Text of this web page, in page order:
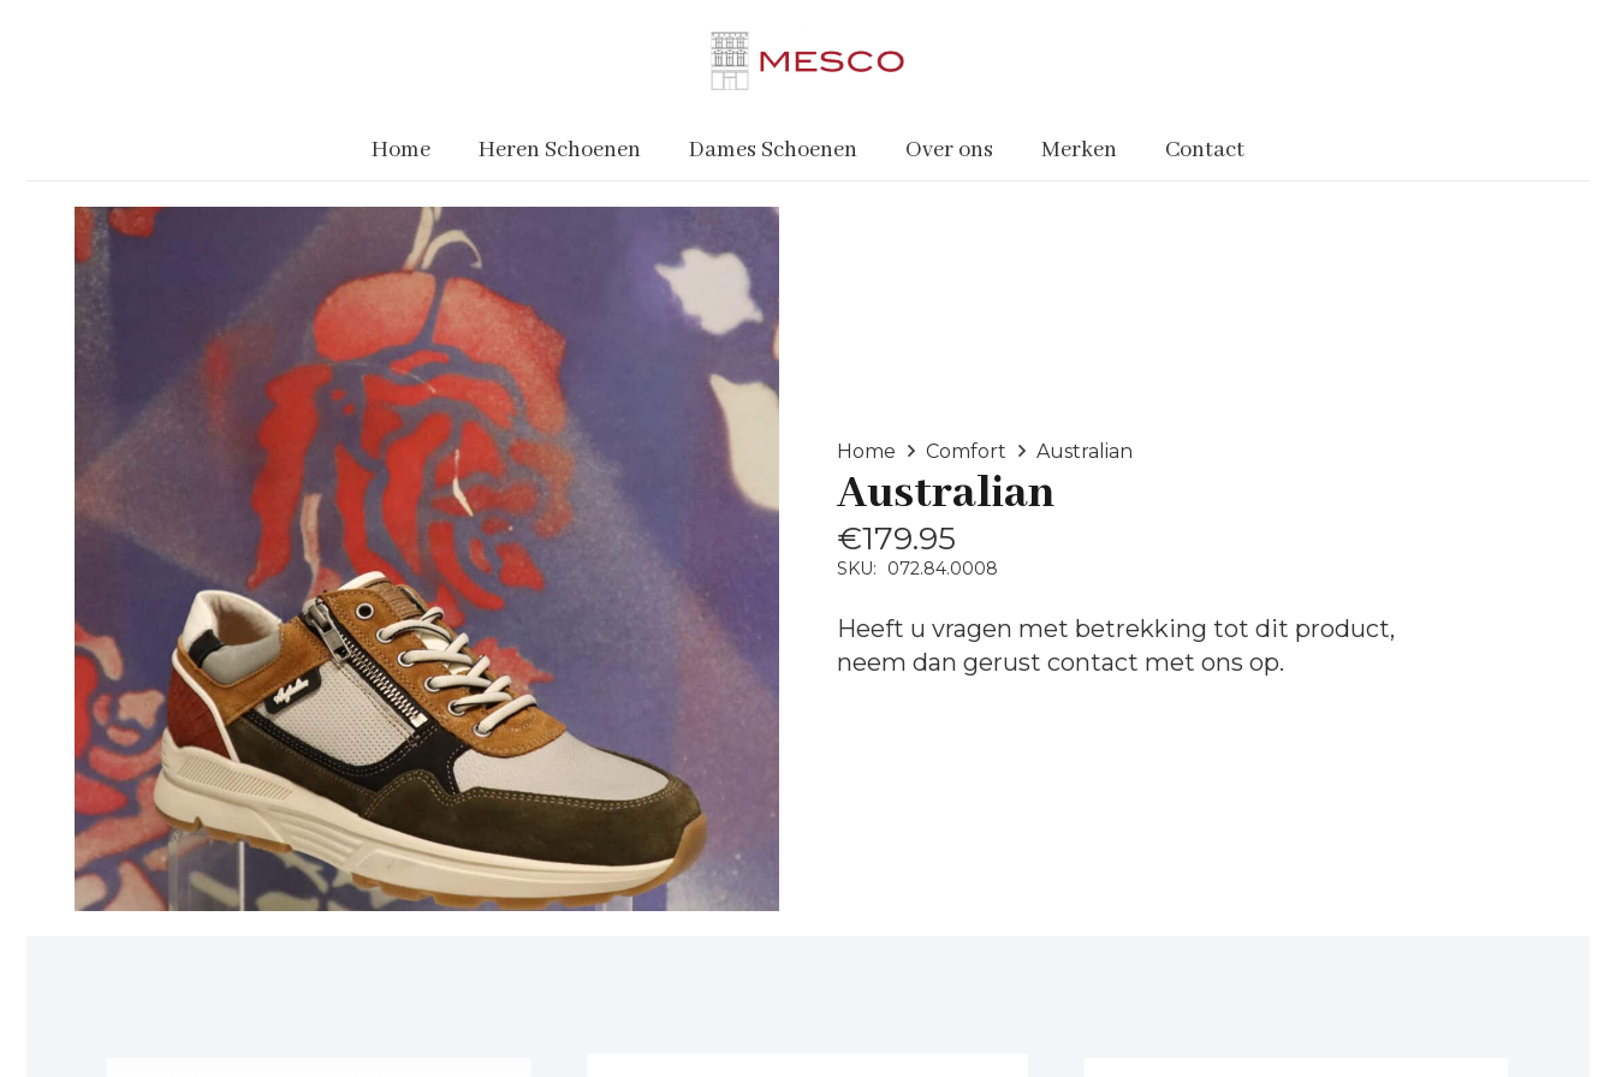
Home Heren Schoenen Dames Schoenen Over ons Merken Contact
Home Comfort Australian
Australian
€179.95
SKU: 072.84.0008
Heeft u vragen met betrekking tot dit product,
neem dan gerust contact met ons op.